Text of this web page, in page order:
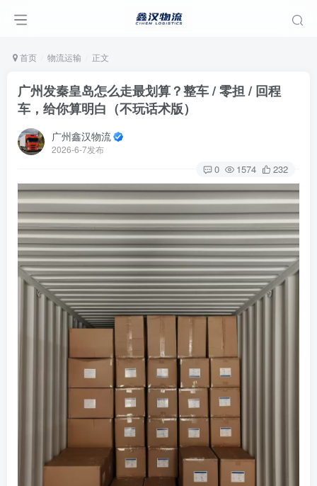
首页 物流运输 正文
广州发秦皇岛怎么走最划算？整车 / 零担 / 回程
车，给你算明白（不玩话术版）
广州鑫汉物流
2026-6-7发布
0 1574 232